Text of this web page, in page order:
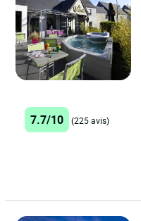
7.7/10 (225 avis)